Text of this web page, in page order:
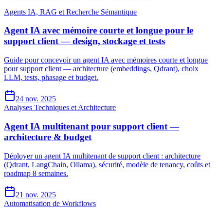
Agents IA, RAG et Recherche Sémantique
Agent IA avec mémoire courte et longue pour le
support client — design, stockage et tests
Guide pour concevoir un agent IA avec mémoires courte et longue
pour support client — architecture (embeddings, Qdrant), choix
LLM, tests, phasage et budget.
24 nov. 2025
Analyses Techniques et Architecture
Agent IA multitenant pour support client —
architecture & budget
Déployer un agent IA multitenant de support client : architecture
(Qdrant, LangChain, Ollama), sécurité, modèle de tenancy, coûts et
roadmap 8 semaines.
21 nov. 2025
Automatisation de Workflows